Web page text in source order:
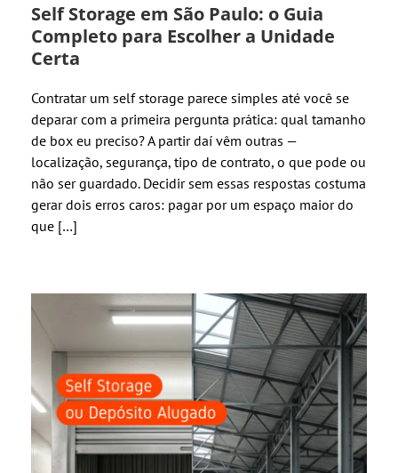
Self Storage em São Paulo: o Guia
Completo para Escolher a Unidade
Certa
Contratar um self storage parece simples até você se
deparar com a primeira pergunta prática: qual tamanho
de box eu preciso? A partir daí vêm outras —
localização, segurança, tipo de contrato, o que pode ou
não ser guardado. Decidir sem essas respostas costuma
gerar dois erros caros: pagar por um espaço maior do
que […]